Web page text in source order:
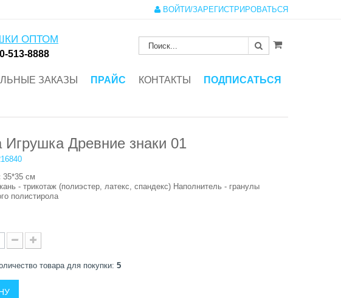
ВОЙТИ/ЗАРЕГИСТРИРОВАТЬСЯ
ОПТОМ
513-8888
ЗАКАЗЫ ПРАЙС КОНТАКТЫ ПОДПИСАТЬСЯ
Древние знаки 01
35*35 см
- трикотаж (полиэстер, латекс, спандекс) Наполнитель - гранулы
полистирола
товара для покупки: 5